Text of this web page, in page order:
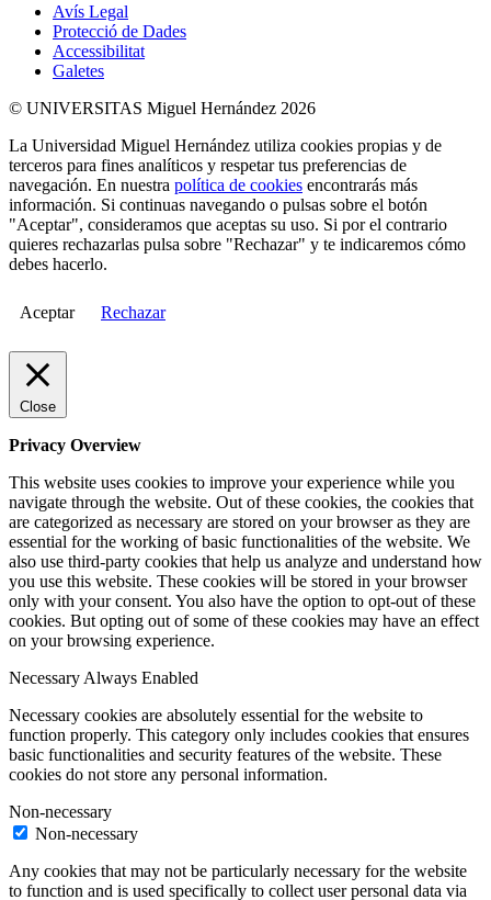
Avís Legal
Protecció de Dades
Accessibilitat
Galetes
© UNIVERSITAS Miguel Hernández 2026
La Universidad Miguel Hernández utiliza cookies propias y de
terceros para fines analíticos y respetar tus preferencias de
navegación. En nuestra política de cookies encontrarás más
información. Si continuas navegando o pulsas sobre el botón
"Aceptar", consideramos que aceptas su uso. Si por el contrario
quieres rechazarlas pulsa sobre "Rechazar" y te indicaremos cómo
debes hacerlo.
Aceptar Rechazar
Close
Privacy Overview
This website uses cookies to improve your experience while you
navigate through the website. Out of these cookies, the cookies that
are categorized as necessary are stored on your browser as they are
essential for the working of basic functionalities of the website. We
also use third-party cookies that help us analyze and understand how
you use this website. These cookies will be stored in your browser
only with your consent. You also have the option to opt-out of these
cookies. But opting out of some of these cookies may have an effect
on your browsing experience.
Necessary Always Enabled
Necessary cookies are absolutely essential for the website to
function properly. This category only includes cookies that ensures
basic functionalities and security features of the website. These
cookies do not store any personal information.
Non-necessary
Non-necessary
Any cookies that may not be particularly necessary for the website
to function and is used specifically to collect user personal data via